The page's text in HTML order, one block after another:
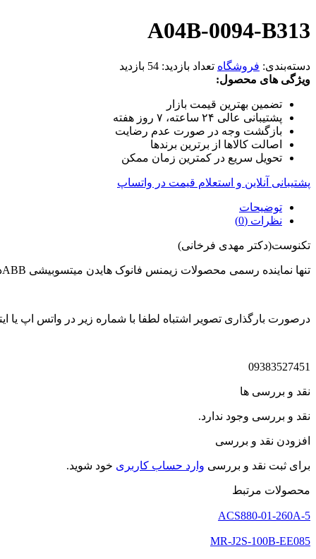
A04B-0094-B313
دسته‌بندی: فروشگاه تعداد بازدید: 54 بازدید
ویژگی های محصول:
تضمین بهترین قیمت بازار
پشتیبانی عالی ۲۴ ساعته، ۷ روز هفته
بازگشت وجه در صورت عدم رضایت
اصالت کالاها از برترین برندها
تحویل سریع در کمترین زمان ممکن
پشتیبانی آنلاین و استعلام قیمت در واتساپ
توضیحات
نظرات (0)
تکنوست(دکتر مهدی فرخانی)
تنها نماینده رسمی محصولات زیمنس فانوک هایدن میتسوبیشی ABBدر ایران
درصورت بارگذاری تصویر اشتباه لطفا با شماره زیر در واتس اپ یا
09383527451
نقد و بررسی ها
نقد و بررسی وجود ندارد.
افزودن نقد و بررسی
برای ثبت نقد و بررسی وارد حساب کاربری خود شوید.
محصولات مرتبط
ACS880-01-260A-5
MR-J2S-100B-EE085